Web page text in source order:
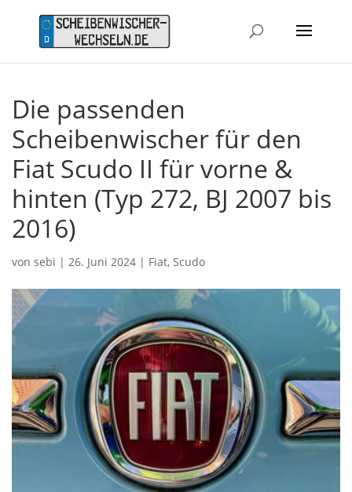
Die passenden
Scheibenwischer für den
Fiat Scudo II für vorne &
hinten (Typ 272, BJ 2007 bis
2016)
von sebi | 26. Juni 2024 | Fiat, Scudo